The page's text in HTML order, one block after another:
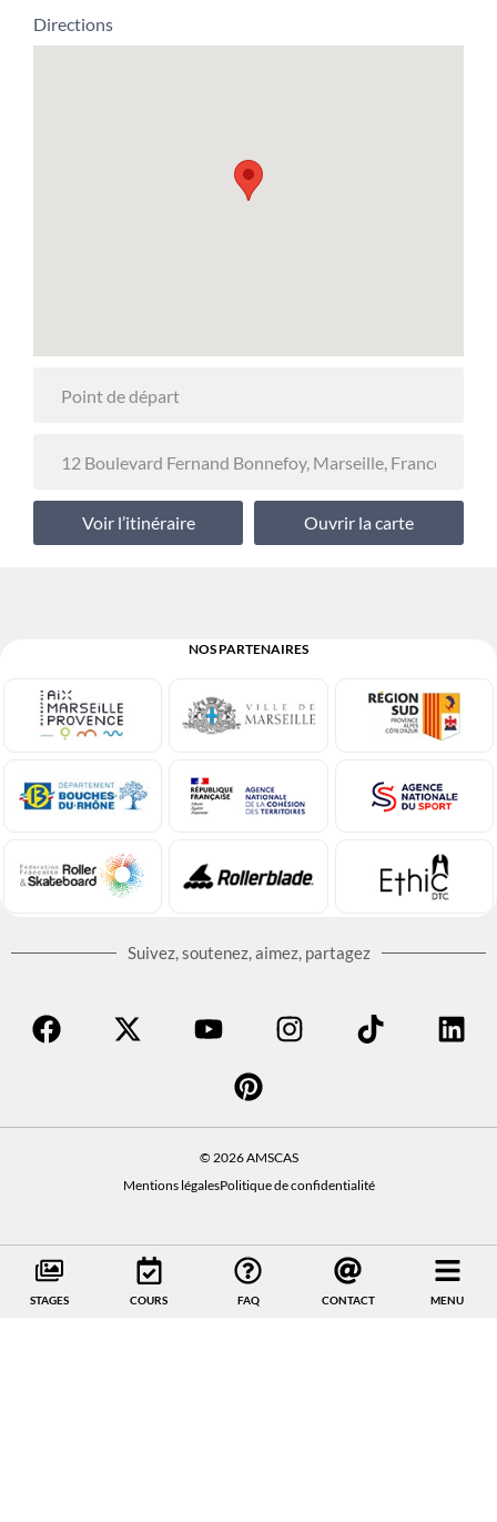
Directions
Voir l’itinéraire Ouvrir la carte
NOS PARTENAIRES
Suivez, soutenez, aimez, partagez
© 2026 AMSCAS
Mentions légalesPolitique de confidentialité
STAGES COURS FAQ CONTACT MENU